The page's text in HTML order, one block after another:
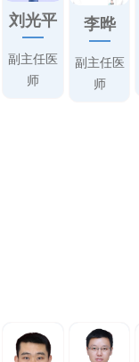
刘光平
副主任医
师
李晔
副主任医
师